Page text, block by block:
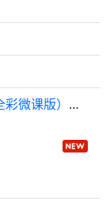
《局域网组建、管理与维护标准教程（全彩微课版）》电子书在线阅读